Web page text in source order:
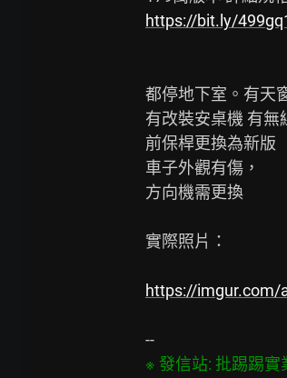
https://bit.ly/
都停地下室。有天
有改裝安桌機 有無
前保桿更換為新版
車子外觀有傷，
方向機需更換
實際照片：
https://imgur.com/
※ 發信站: 批踢踢